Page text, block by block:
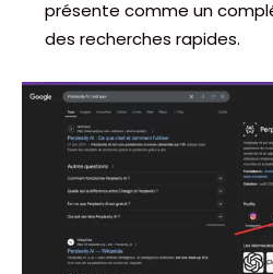
présente comme un
des recherches rapides.